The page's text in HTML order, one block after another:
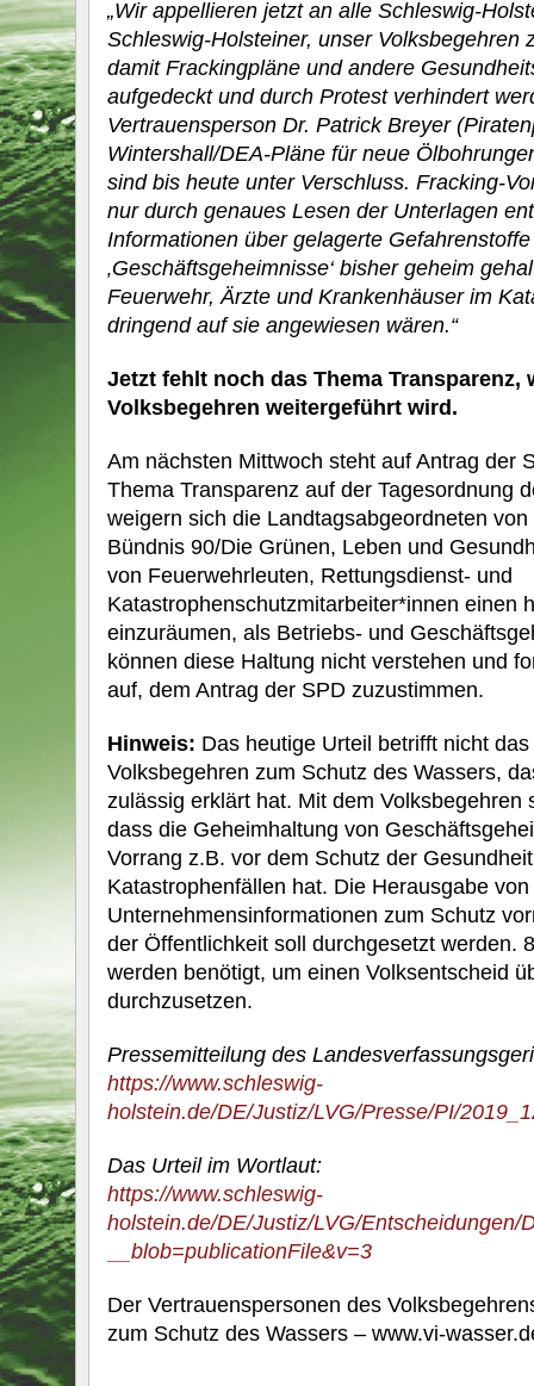
„Wir appellieren jetzt an alle Schleswig-
Schleswig-Holsteiner, unser Volksbegehren
damit Frackingpläne und andere
aufgedeckt und durch Protest verhindert
Vertrauensperson Dr. Patrick Breyer
Wintershall/DEA-Pläne für neue
sind bis heute unter Verschluss. Fracking-
nur durch genaues Lesen der Unterlagen
Informationen über gelagerte
‚Geschäftsgeheimnisse‘ bisher geheim
Feuerwehr, Ärzte und Krankenhäuser im
dringend auf sie angewiesen wären.“
Jetzt fehlt noch das Thema Transparenz,
Volksbegehren weitergeführt wird.
Am nächsten Mittwoch steht auf Antrag der
Thema Transparenz auf der Tagesordnung
weigern sich die Landtagsabgeordneten
Bündnis 90/Die Grünen, Leben und
von Feuerwehrleuten, Rettungsdienst- und
Katastrophenschutzmitarbeiter*innen einen
einzuräumen, als Betriebs- und
können diese Haltung nicht verstehen und
auf, dem Antrag der SPD zuzustimmen.
Hinweis: Das heutige Urteil betrifft nicht
Volksbegehren zum Schutz des Wassers,
zulässig erklärt hat. Mit dem Volksbegehren
dass die Geheimhaltung von
Vorrang z.B. vor dem Schutz der
Katastrophenfällen hat. Die Herausgabe von
Unternehmensinformationen zum Schutz
der Öffentlichkeit soll durchgesetzt werden.
werden benötigt, um einen Volksentscheid
durchzusetzen.
Pressemitteilung des
https://www.schleswig-
holstein.de/DE/Justiz/LVG/Presse/PI/
Das Urteil im Wortlaut:
https://www.schleswig-
holstein.de/DE/Justiz/LVG/Entscheidungen/
__blob=publicationFile&v=3
Der Vertrauenspersonen des
zum Schutz des Wassers – www.vi-